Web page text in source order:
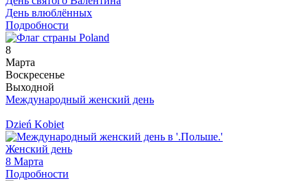
День влюблённых
Подробности
8
Марта
Воскресенье
Выходной
Международный женский день
Dzień Kobiet
Женский день
8 Марта
Подробности